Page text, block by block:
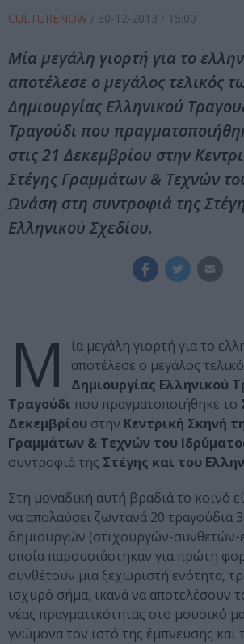
CULTURENOW / 30-12-2013 / 15:00
Μία μεγάλη γιορτή για το
αποτέλεσε ο μεγάλος τελικός
Δημιουργίας Ελληνικού
Τραγούδι που
στις 21 Δεκεμβρίου στην
Στέγης Γραμμάτων & Τεχνών
Ωνάση στη συντροφιά της
Ελληνικού Σχεδίου.
Μ
ία μεγάλη γιορτή για το
αποτέλεσε ο μεγάλος
Δημιουργίας Ελληνικού
Τραγούδι που πραγματοποιήθηκε το
Δεκεμβρίου στην Κεντρική Σκηνή
Γραμμάτων & Τεχνών του
συντροφιά της Στέγης και του
Στη μοναδική αυτή βραδιά το κοινό
να απολαύσει ζωντανά 20 τραγούδια
δημιουργών (στιχουργών-συνθετών-
οποία παρουσιάστηκαν για πρώτη
συνθέτουν μια ξεχωριστή ενότητα,
ισχυρό σήμα, ικανά να αποτελέσουν
νέας πραγματικότητας στο μουσικό
γνώμονα τον ιστό της έμπνευσης και